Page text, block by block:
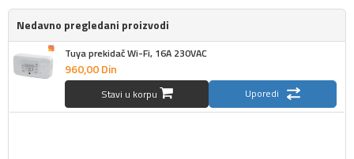
Nedavno pregledani proizvodi
Tuya prekidač Wi-Fi, 16A 230VAC
960,00Din
Stavi u korpu Uporedi